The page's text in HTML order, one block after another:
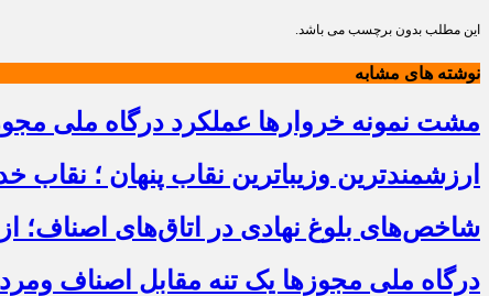
این مطلب بدون برچسب می باشد.
نوشته های مشابه
مشت نمونه خروارها عملکرد درگاه ملی
ارزشمندترین وزیباترین نقاب پنهان ؛
شاخص‌های بلوغ نهادی در اتاق‌های اصناف؛
درگاه ملی مجوزها یک تنه مقابل اصناف